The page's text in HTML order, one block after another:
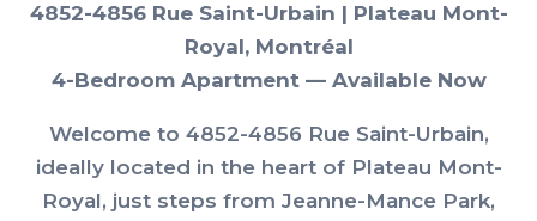
4852-4856 Rue Saint-Urbain | Plateau Mont-
Royal, Montréal
4-Bedroom Apartment — Available Now
Welcome to 4852-4856 Rue Saint-Urbain,
ideally located in the heart of Plateau Mont-
Royal, just steps from Jeanne-Mance Park,